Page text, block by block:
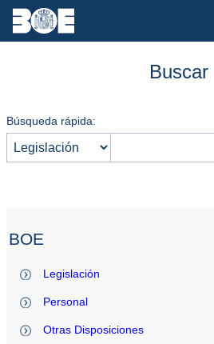
Buscar
Búsqueda rápida:
BOE
Legislación
Personal
Otras Disposiciones